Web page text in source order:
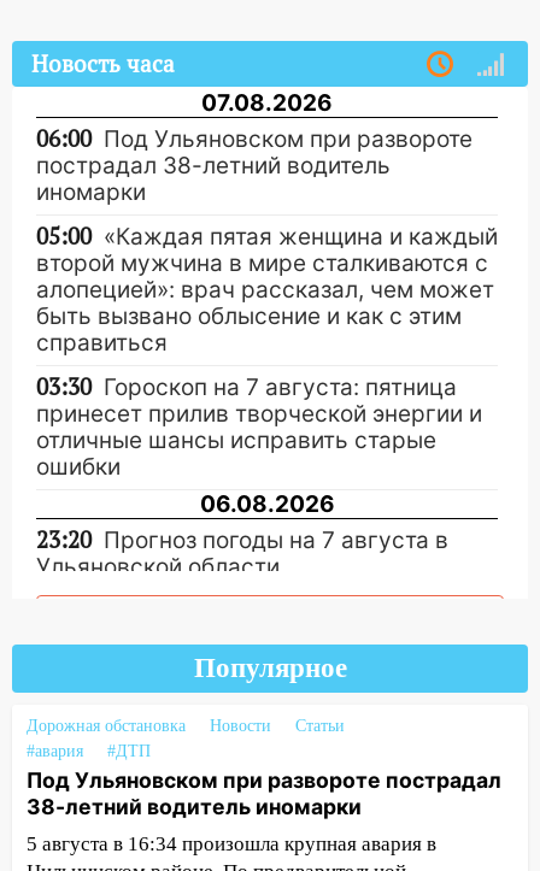
Новость часа
07.08.2026
06:00 Под Ульяновском при развороте
пострадал 38-летний водитель
иномарки
05:00 «Каждая пятая женщина и каждый
второй мужчина в мире сталкиваются с
алопецией»: врач рассказал, чем может
быть вызвано облысение и как с этим
справиться
03:30 Гороскоп на 7 августа: пятница
принесет прилив творческой энергии и
отличные шансы исправить старые
ошибки
06.08.2026
23:20 Прогноз погоды на 7 августа в
Ульяновской области
посвящённый Дню воздушного флота
руководителя частной компании
наказали за сокрытие прошлого своего
сотрудник
18:02
В Ульяновск едут звезды
баскетбола!
Популярное
Дорожная обстановка Новости
Статьи
#авария
#ДТП
Под Ульяновском при развороте пострадал
38-летний водитель иномарки
5 августа в 16:34 произошла крупная авария в